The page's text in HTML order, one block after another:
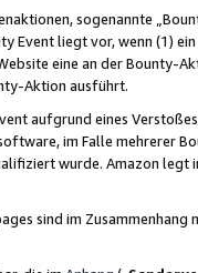
sogenannte
Event liegt vor, wenn (1)
eine an der
Aktion ausführt.
aufgrund eines
im Falle mehrerer
wurde. Amazon legt
sind im